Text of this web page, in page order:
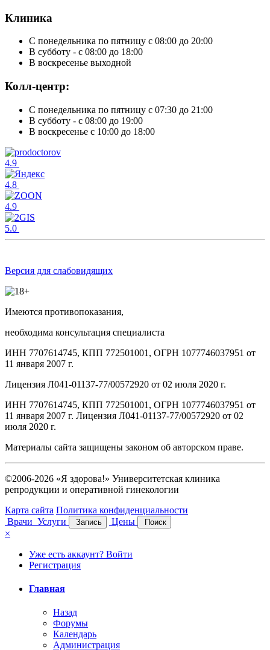
Клиника
С понедельника по пятницу с 08:00 до 20:00
В субботу - с 08:00 до 18:00
В воскресенье выходной
Колл-центр:
С понедельника по пятницу с 07:30 до 21:00
В субботу - с 08:00 до 19:00
В воскресенье с 10:00 до 18:00
4.9
4.8
4.9
5.0
Версия для слабовидящих
Имеются противопоказания,
необходима консультация специалиста
ИНН 7707614745, КПП 772501001, ОГРН 1077746037951 от
11 января 2007 г.
Лицензия Л041-01137-77/00572920 от 02 июля 2020 г.
ИНН 7707614745, КПП 772501001, ОГРН 1077746037951 от
11 января 2007 г. Лицензия Л041-01137-77/00572920 от 02
июля 2020 г.
Материалы сайта защищены законом об авторском праве.
©2006-2026 «Я здорова!» Университетская клиника
репродукции и оперативной гинекологии
Карта сайта Политика конфиденциальности
Врачи Услуги Запись Цены Поиск
×
Уже есть аккаунт? Войти
Регистрация
Главная
Назад
Форумы
Календарь
Администрация